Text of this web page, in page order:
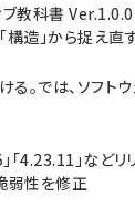
ブ教科書
造」から捉え直
。では、ソフト
「4.23.11」など
弱性を修正